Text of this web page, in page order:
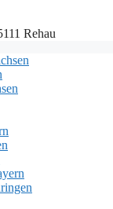
Rehau